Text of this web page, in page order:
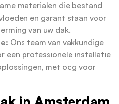
materialen die bestand
en garant staan voor
van uw dak.
Ons team van vakkundige
een professionele installatie
met oog voor